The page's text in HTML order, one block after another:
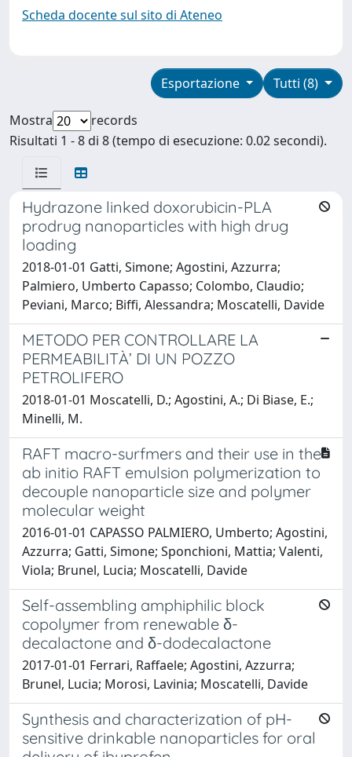
Scheda docente sul sito di Ateneo
Tutti (8)
Esportazione
Mostra
records
Risultati 1 - 8 di 8 (tempo di esecuzione: 0.02 secondi).
Hydrazone linked doxorubicin-PLA
prodrug nanoparticles with high drug
loading
2018-01-01 Gatti, Simone; Agostini, Azzurra;
Palmiero, Umberto Capasso; Colombo, Claudio;
Peviani, Marco; Biffi, Alessandra; Moscatelli, Davide
METODO PER CONTROLLARE LA
PERMEABILITÀ’ DI UN POZZO
PETROLIFERO
2018-01-01 Moscatelli, D.; Agostini, A.; Di Biase, E.;
Minelli, M.
RAFT macro-surfmers and their use in the
ab initio RAFT emulsion polymerization to
decouple nanoparticle size and polymer
molecular weight
2016-01-01 CAPASSO PALMIERO, Umberto; Agostini,
Azzurra; Gatti, Simone; Sponchioni, Mattia; Valenti,
Viola; Brunel, Lucia; Moscatelli, Davide
Self-assembling amphiphilic block
copolymer from renewable δ-
decalactone and δ-dodecalactone
2017-01-01 Ferrari, Raffaele; Agostini, Azzurra;
Brunel, Lucia; Morosi, Lavinia; Moscatelli, Davide
Synthesis and characterization of pH-
sensitive drinkable nanoparticles for oral